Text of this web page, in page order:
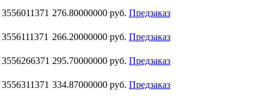
3556011371 276.80000000 руб. Предзаказ
3556111371 266.20000000 руб. Предзаказ
3556266371 295.70000000 руб. Предзаказ
3556311371 334.87000000 руб. Предзаказ